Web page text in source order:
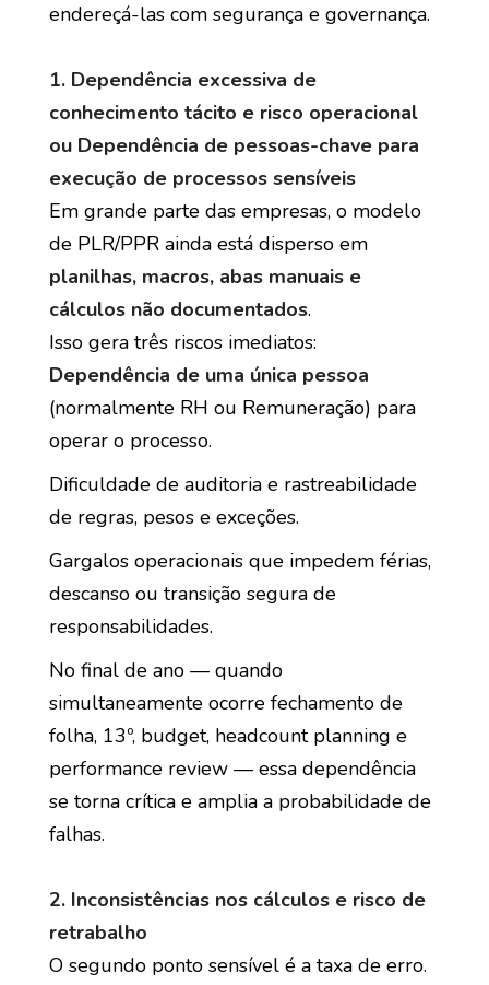
endereçá-las com segurança e governança.
1. Dependência excessiva de
conhecimento tácito e risco operacional
ou Dependência de pessoas-chave para
execução de processos sensíveis
Em grande parte das empresas, o modelo
de PLR/PPR ainda está disperso em
planilhas, macros, abas manuais e
cálculos não documentados.
Isso gera três riscos imediatos:
Dependência de uma única pessoa
(normalmente RH ou Remuneração) para
operar o processo.
Dificuldade de auditoria e rastreabilidade
de regras, pesos e exceções.
Gargalos operacionais que impedem férias,
descanso ou transição segura de
responsabilidades.
No final de ano — quando
simultaneamente ocorre fechamento de
folha, 13º, budget, headcount planning e
performance review — essa dependência
se torna crítica e amplia a probabilidade de
falhas.
2. Inconsistências nos cálculos e risco de
retrabalho
O segundo ponto sensível é a taxa de erro.